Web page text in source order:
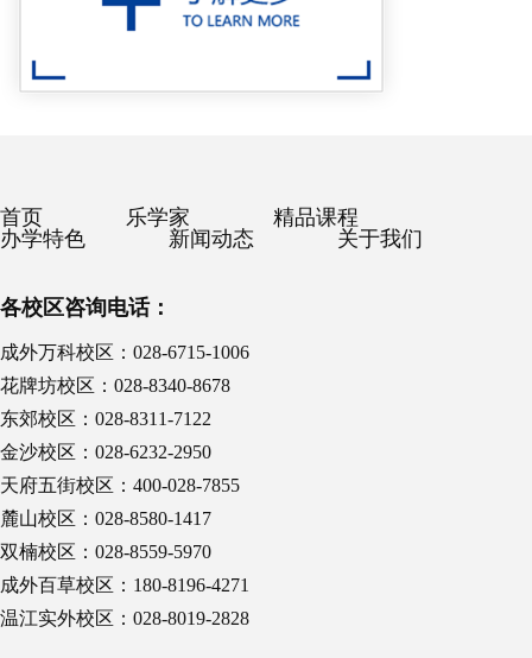
首页 乐学家
精品课程
办学特色
新闻动态 关于我们
各校区咨询电话：
成外万科校区：028-6715-1006
花牌坊校区：028-8340-8678
东郊校区：028-8311-7122
金沙校区：028-6232-2950
天府五街校区：400-028-7855
麓山校区：028-8580-1417
双楠校区：028-8559-5970
成外百草校区：180-8196-4271
温江实外校区：028-8019-2828